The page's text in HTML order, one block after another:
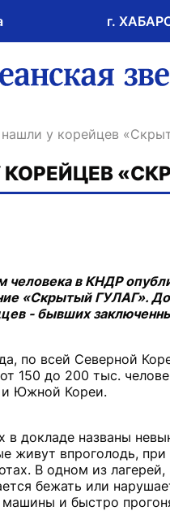
г.
ссылка на
нашли у корейцев
в КНДР
«Скрытый ГУЛАГ».
- бывших
по всей Северной
150 до 200 тыс.
и Южной Кореи.
в докладе названы
живут впроголодь,
В одном из
бежать или
и быстро